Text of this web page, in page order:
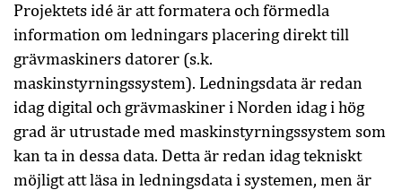
Projektets idé är att formatera och förmedla
information om ledningars placering direkt till
grävmaskiners datorer (s.k.
maskinstyrningssystem). Ledningsdata är redan
idag digital och grävmaskiner i Norden idag i hög
grad är utrustade med maskinstyrningssystem som
kan ta in dessa data. Detta är redan idag tekniskt
möjligt att läsa in ledningsdata i systemen, men är